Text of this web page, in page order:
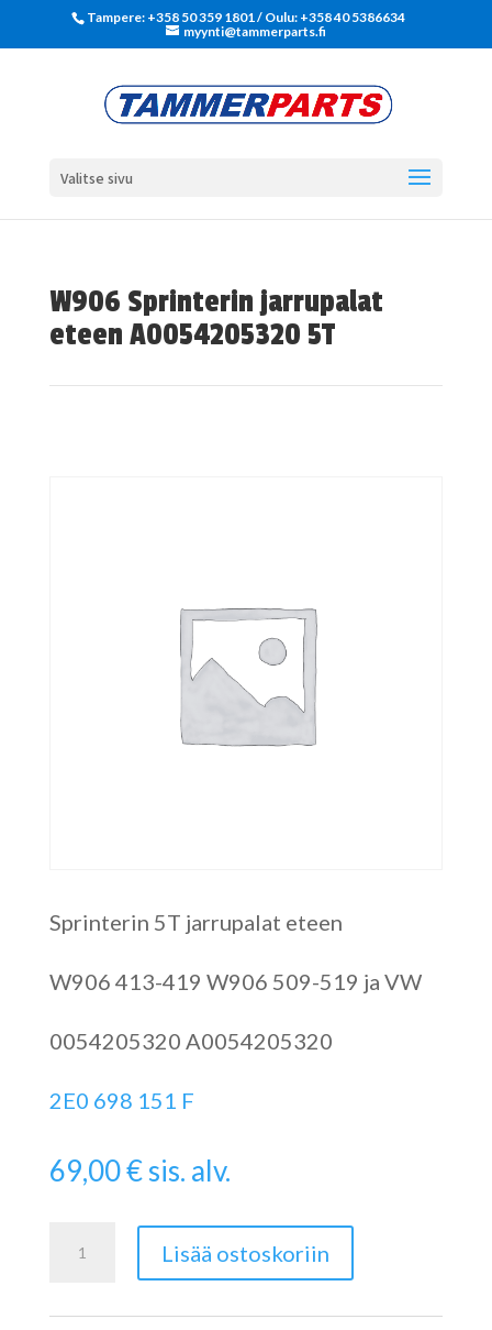
Tampere: +358 50 359 1801‬ / Oulu: +358 40 5386634
myynti@tammerparts.fi
Valitse sivu
W906 Sprinterin jarrupalat
eteen A0054205320 5T
Sprinterin 5T jarrupalat eteen
W906 413-419 W906 509-519 ja VW
0054205320 A0054205320
2E0 698 151 F
69,00€sis. alv.
Sprinterin
jarrupalat
Lisää ostoskoriin